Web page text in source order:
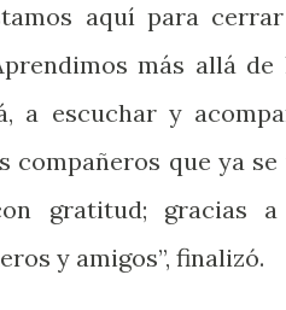
aquí para
más allá
a escuchar y
compañeros que ya
gratitud; gracias
y amigos”, finalizó.